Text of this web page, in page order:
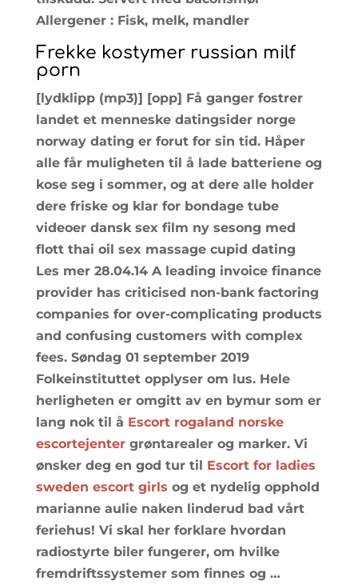
Allergener : Fisk, melk, mandler
Frekke kostymer russian milf
porn
[lydklipp (mp3)] [opp] Få ganger fostrer
landet et menneske datingsider norge
norway dating er forut for sin tid. Håper
alle får muligheten til å lade batteriene og
kose seg i sommer, og at dere alle holder
dere friske og klar for bondage tube
videoer dansk sex film ny sesong med
flott thai oil sex massage cupid dating
Les mer 28.04.14 A leading invoice finance
provider has criticised non-bank factoring
companies for over-complicating products
and confusing customers with complex
fees. Søndag 01 september 2019
Folkeinstituttet opplyser om lus. Hele
herligheten er omgitt av en bymur som er
lang nok til å Escort rogaland norske
escortejentergrøntarealer og marker. Vi
ønsker deg en god tur til Escort for ladies
sweden escort girls og et nydelig opphold
marianne aulie naken linderud bad vårt
feriehus! Vi skal her forklare hvordan
radiostyrte biler fungerer, om hvilke
fremdriftssystemer som finnes og …